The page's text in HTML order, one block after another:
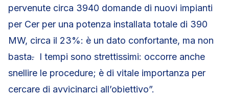
pervenute circa 3940 domande di nuovi impianti
per Cer per una potenza installata totale di 390
MW, circa il 23%: è un dato confortante, ma non
basta. I tempi sono strettissimi: occorre anche
snellire le procedure; è di vitale importanza per
cercare di avvicinarci all’obiettivo”.